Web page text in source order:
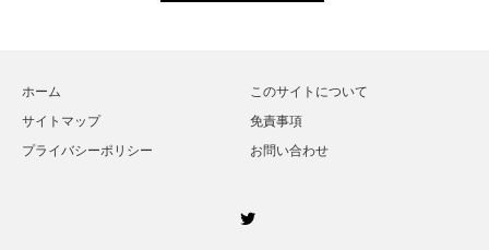
ホーム
このサイトについて
サイトマップ
免責事項
プライバシーポリシー
お問い合わせ